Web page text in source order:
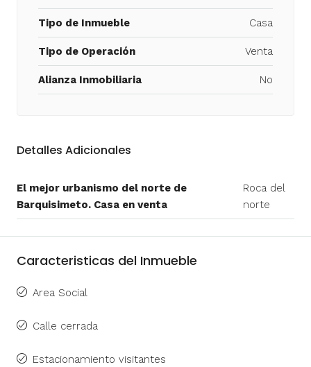
Tipo de Inmueble Casa
Tipo de Operación Venta
Alianza Inmobiliaria No
Detalles Adicionales
El mejor urbanismo del norte de
Barquisimeto. Casa en venta
Roca del
norte
Caracteristicas del Inmueble
Area Social
Calle cerrada
Estacionamiento visitantes